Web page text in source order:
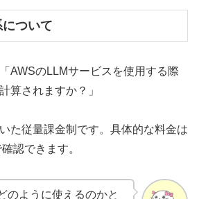
ついて
AWSのLLMサービスを使用する際
算されますか？」
た従量課金制です。具体的な料金は
認できます。
のように使えるのかと